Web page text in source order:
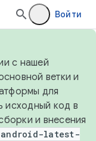
Войти
с нашей
ветки и
для
исходный код в
и внесения
android-latest-